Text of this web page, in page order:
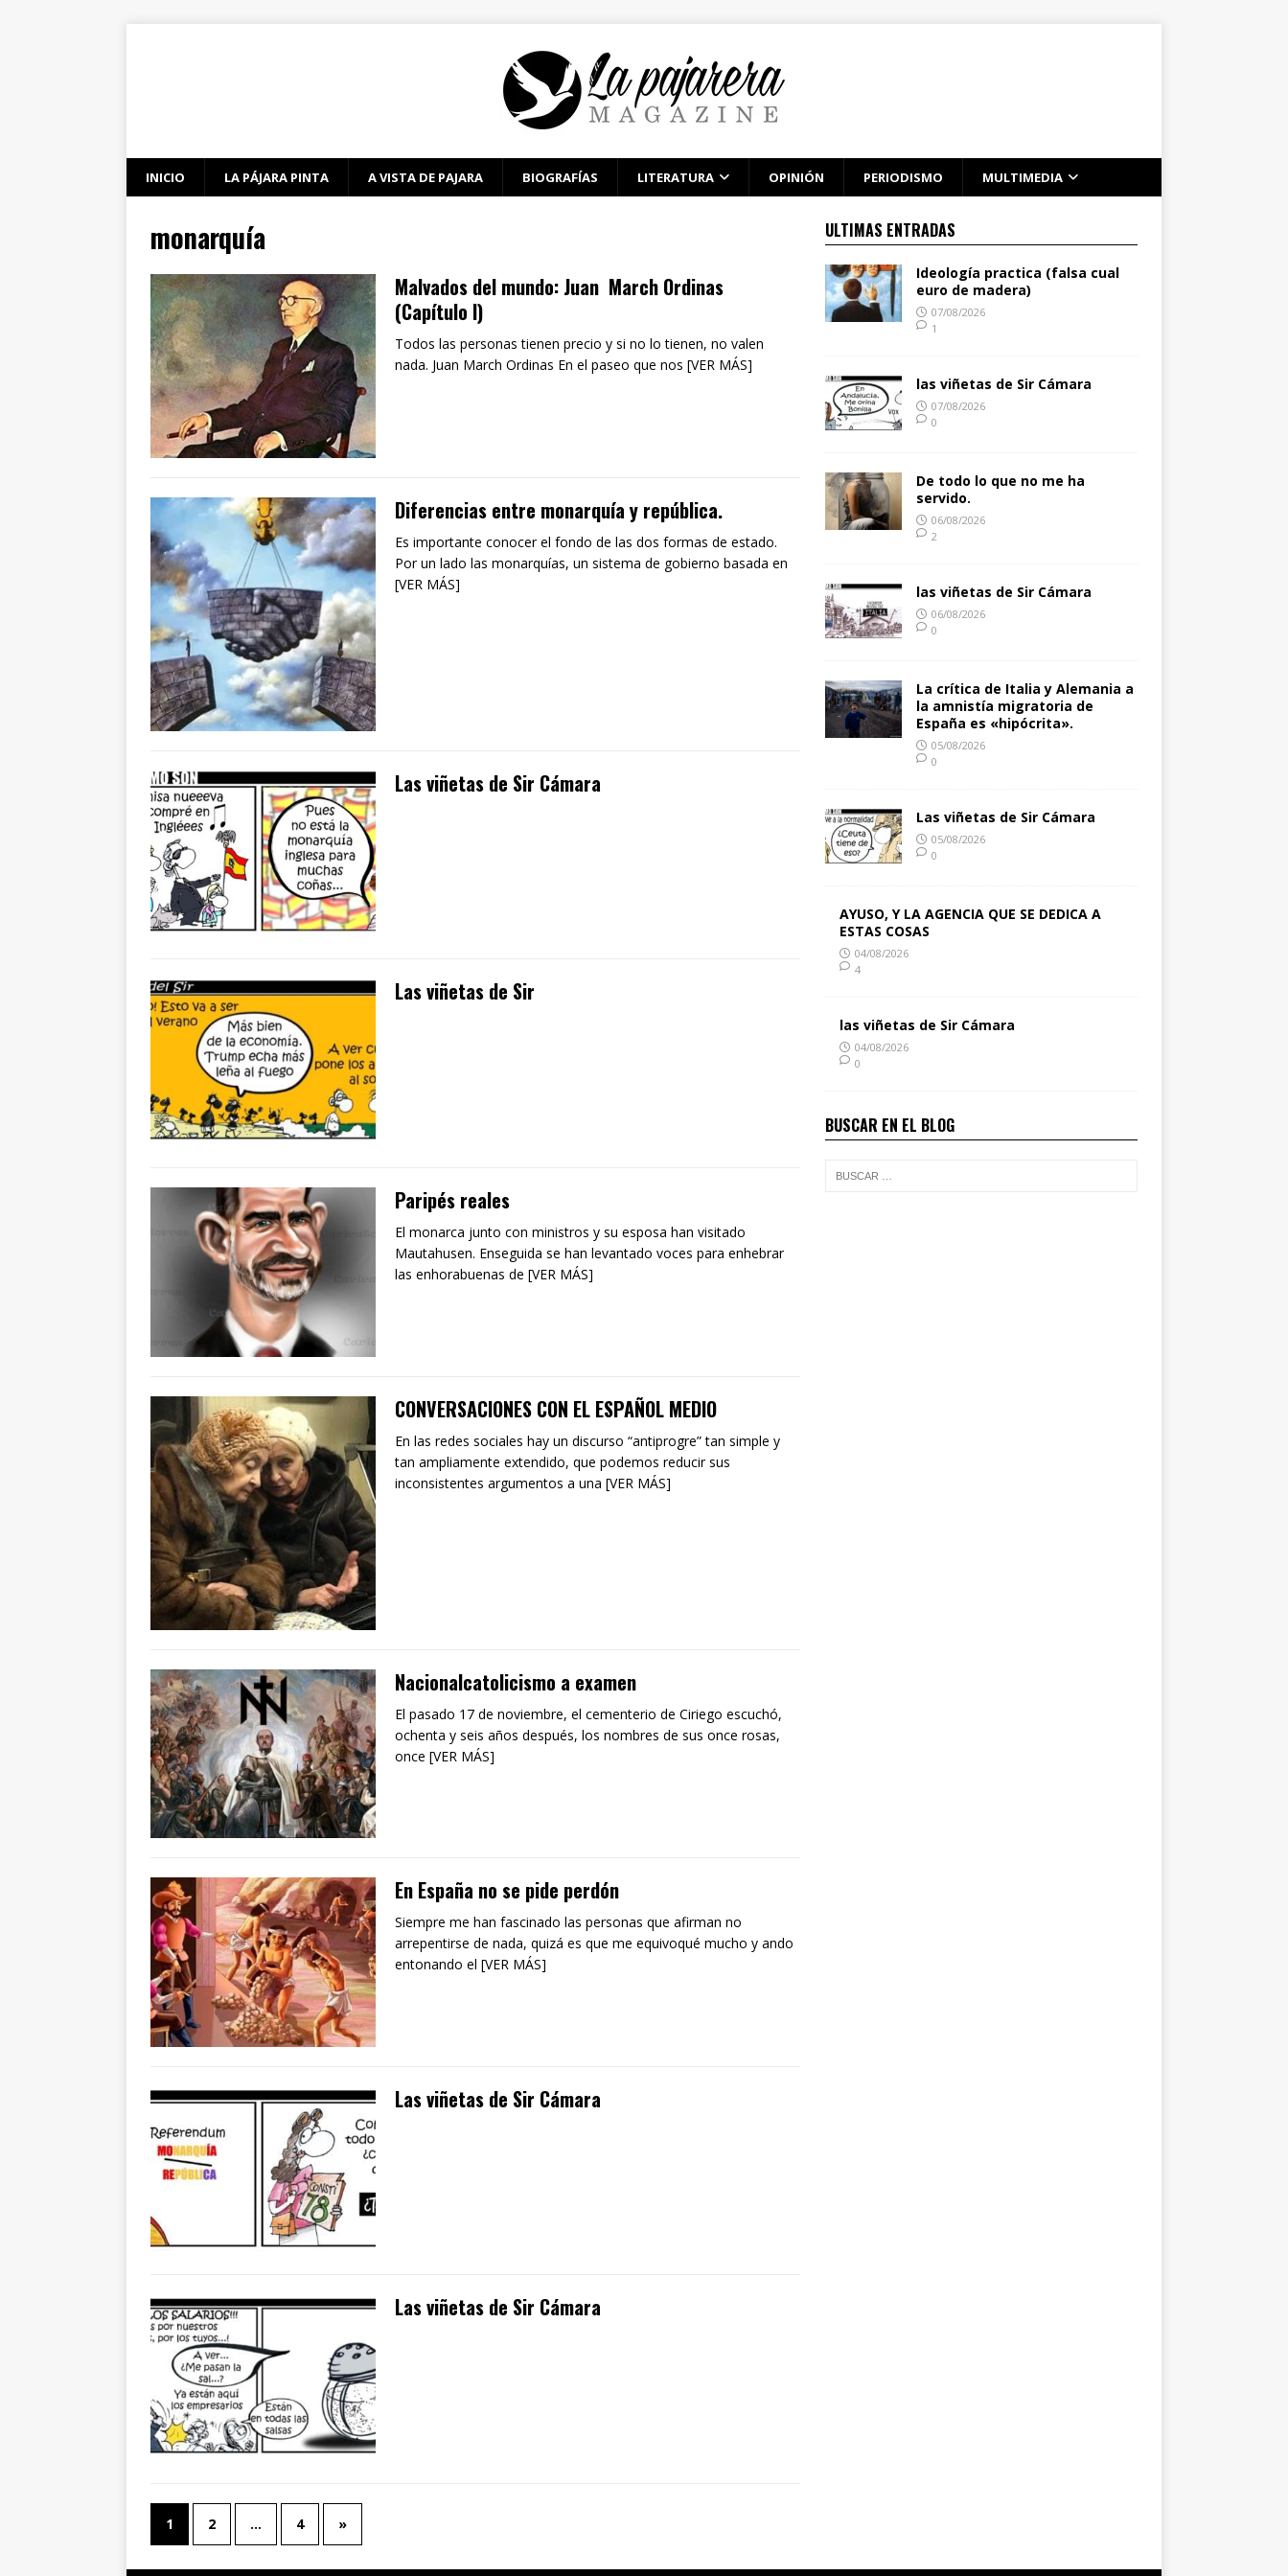
INICIO LA PÁJARA PINTA A VISTA DE PAJARA BIOGRAFÍAS LITERATURA OPINIÓN PERIODISMO MULTIMEDIA
monarquía
Malvados del mundo: Juan March Ordinas
(Capítulo I)
Todos las personas tienen precio y si no lo tienen, no valen
nada. Juan March Ordinas En el paseo que nos [VER MÁS]
Diferencias entre monarquía y república.
Es importante conocer el fondo de las dos formas de estado.
Por un lado las monarquías, un sistema de gobierno basada en
[VER MÁS]
Las viñetas de Sir Cámara
Las viñetas de Sir
Paripés reales
El monarca junto con ministros y su esposa han visitado
Mautahusen. Enseguida se han levantado voces para enhebrar
las enhorabuenas de [VER MÁS]
CONVERSACIONES CON EL ESPAÑOL MEDIO
En las redes sociales hay un discurso “antiprogre” tan simple y
tan ampliamente extendido, que podemos reducir sus
inconsistentes argumentos a una [VER MÁS]
Nacionalcatolicismo a examen
El pasado 17 de noviembre, el cementerio de Ciriego escuchó,
ochenta y seis años después, los nombres de sus once rosas,
once [VER MÁS]
En España no se pide perdón
Siempre me han fascinado las personas que afirman no
arrepentirse de nada, quizá es que me equivoqué mucho y ando
entonando el [VER MÁS]
Las viñetas de Sir Cámara
Las viñetas de Sir Cámara
1 2 … 4 »
ULTIMAS ENTRADAS
Ideología practica (falsa cual
euro de madera)
07/08/2026
1
las viñetas de Sir Cámara
07/08/2026
0
De todo lo que no me ha
servido.
06/08/2026
2
las viñetas de Sir Cámara
06/08/2026
0
La crítica de Italia y Alemania a
la amnistía migratoria de
España es «hipócrita».
05/08/2026
0
Las viñetas de Sir Cámara
05/08/2026
0
AYUSO, Y LA AGENCIA QUE SE DEDICA A
ESTAS COSAS
04/08/2026
4
las viñetas de Sir Cámara
04/08/2026
0
BUSCAR EN EL BLOG